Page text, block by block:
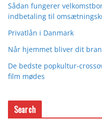
Sådan fungerer
indbetaling til
Privatlån i Danmark
Når hjemmet bliver dit
De bedste popkultur-
film mødes
Search